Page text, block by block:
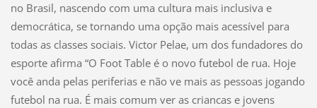
no Brasil, nascendo com uma cultura mais inclusiva e
democrática, se tornando uma opção mais acessível para
todas as classes sociais. Victor Pelae, um dos fundadores do
esporte afirma “O Foot Table é o novo futebol de rua. Hoje
você anda pelas periferias e não ve mais as pessoas jogando
futebol na rua. É mais comum ver as criancas e jovens